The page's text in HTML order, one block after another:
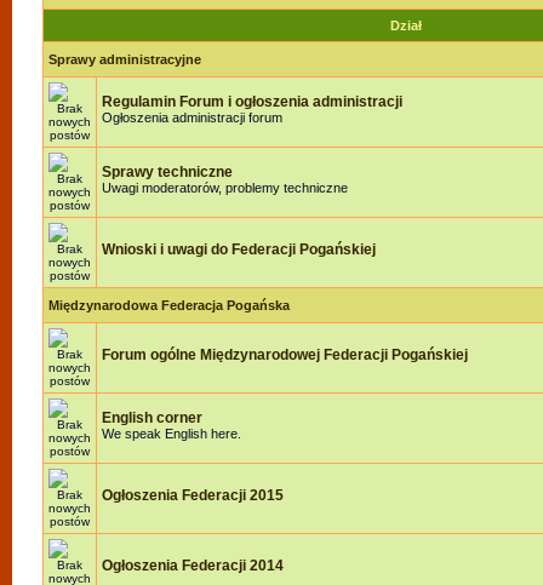
Dział
Sprawy administracyjne
Regulamin Forum i ogłoszenia administracji
Ogłoszenia administracji forum
Sprawy techniczne
Uwagi moderatorów, problemy techniczne
Wnioski i uwagi do Federacji Pogańskiej
Międzynarodowa Federacja Pogańska
Forum ogólne Międzynarodowej Federacji Pogańskiej
English corner
We speak English here.
Ogłoszenia Federacji 2015
Ogłoszenia Federacji 2014